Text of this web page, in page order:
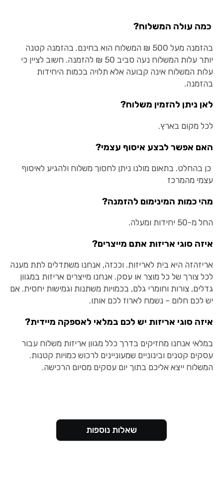
כמה עולה המשלוח?
בהזמנה מעל 500 ₪ המשלוח הוא בחינם. בהזמנה קטנה
יותר עלות המשלוח נעה סביב 50 ₪ להזמנה. חשוב לציין כי
עלות המשלוח אינה קבועה אלא תלויה בכמות היחידות
בהזמנה.
לאן ניתן להזמין משלוח?
לכל מקום בארץ.
האם אפשר לבצע איסוף עצמי?
כן בהחלט. בתאום מולנו ניתן לחסוך משלוח ולהגיע לאיסוף
עצמי מהמרכז
מהי כמות המינימום להזמנה?
החל מ-50 יחידות ומעלה.
איזה סוגי אריזות אתם מייצרים?
אריזהזה היא בית לאריזות. וככזה, אנחנו משתדלים לתת מענה
לכל צורך של כל מוצר או עסק. אנחנו מייצרים אריזות במגוון
גדלים, צורות וחומרי גלם, בכמויות משתנות וגמישות יחסית. אם
יש לכם חלום – נשמח לארוז לכם אותו.
איזה סוגי אריזות יש לכם במלאי לאספקה מיידית?
במלאי אנחנו מחזיקים בדרך כלל מגוון אריזות משלוח עבור
עסקים קטנים ובינוניים שמעוניינים לרכוש כמויות קטנות.
המשלוח ייצא אליכם בתוך יום עסקים מסיום הרכישה.
שאלות נוספות